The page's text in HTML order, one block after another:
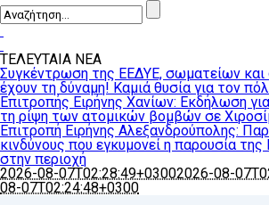
ΤΕΛΕΥΤΑΙΑ ΝΕΑ
Συγκέντρωση της ΕΕΔΥΕ, σωματείων και
έχουν τη δύναμη! Καμιά θυσία για τον
Επιτροπής Ειρήνης Χανίων: Εκδήλωση
τη ρίψη των ατομικών βομβών σε
Επιτροπή Ειρήνης Αλεξανδρούπολης:
κινδύνους που εγκυμονεί η παρουσία
στην περιοχή
2026-08-07T02:28:49+03002026-08-
08-07T02:24:48+0300